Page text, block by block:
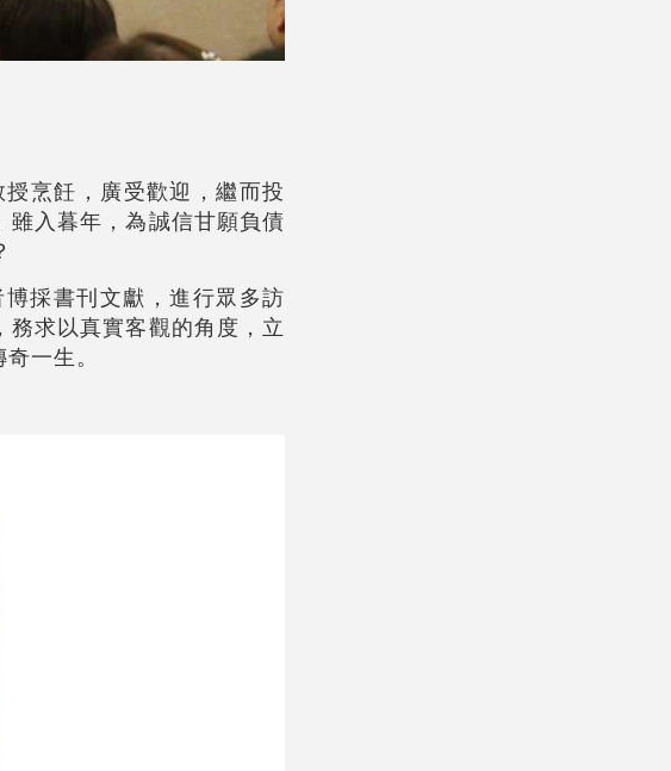
烹飪，廣受歡迎，繼而投
入暮年，為誠信甘願負債
採書刊文獻，進行眾多訪
求以真實客觀的角度，立
一生。